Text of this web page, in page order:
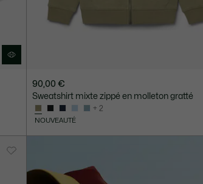
90,00 €
Sweatshirt mixte zippé en molleton gratté
+ 2
NOUVEAUTÉ